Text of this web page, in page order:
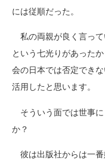
には従順だった。
私の両親が良く言って
という七光りがあった
会の日本では否定でき
活用したと思います。
そういう面では世事に
か？
彼は出版社からは一番